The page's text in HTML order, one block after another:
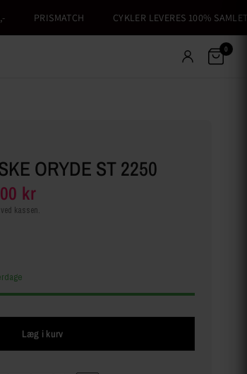
PRISMATCH CYKLER LEVERES 100% SAMLET
0
ORYDE ST 2250
kr
kassen.
Læg i kurv